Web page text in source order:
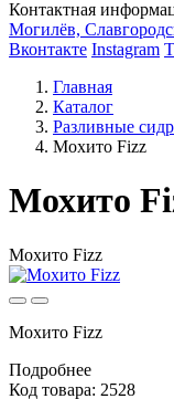
Контактная
Могилёв,
Вконтакте Instagram
Главная
Каталог
Разливные
Мохито Fizz
Мохито
Мохито Fizz
Мохито Fizz
Подробнее
Код товара: 2528